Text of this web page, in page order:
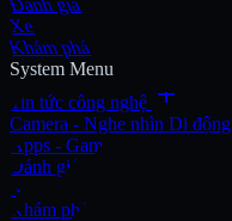
Đánh giá
Xe
Khám phá
System Menu
Tin tức công nghệ add
Camera - Nghe nhìn Di động
Apps - Game
Đánh giá
Xe
Khám phá